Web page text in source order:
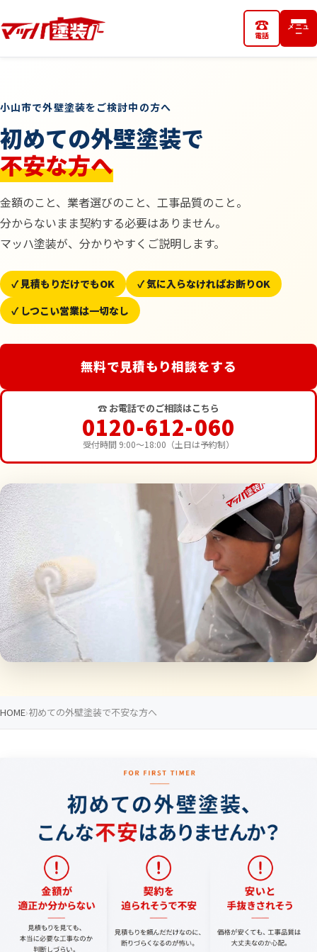
小山西城南店 ☎
電話
メニュ
ー
小山市で外壁塗装をご検討中の方へ
初めての外壁塗装で
不安な方へ
金額のこと、業者選びのこと、工事品質のこと。
分からないまま契約する必要はありません。
マッハ塗装が、分かりやすくご説明します。
✓ 見積もりだけでもOK
✓ 気に入らなければお断りOK
✓ しつこい営業は一切なし
無料で見積もり相談をする
☎ お電話でのご相談はこちら
0120-612-060
受付時間 9:00〜18:00（土日は予約制）
HOME 初めての外壁塗装で不安な方へ
FIRST
TIMER
装、